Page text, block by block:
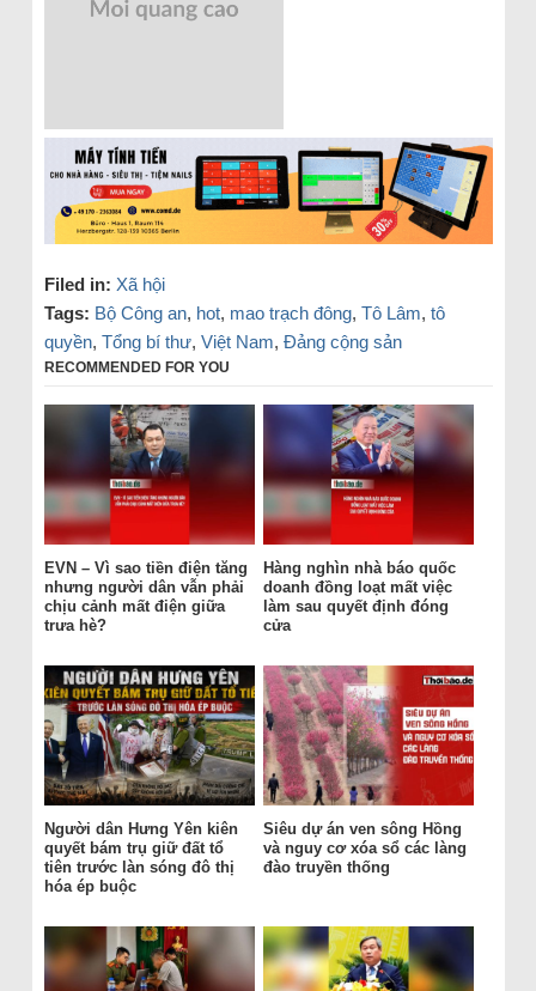
Filed in: Xã hội
Tags: Bộ Công an, hot, mao trạch đông, Tô Lâm, tô
quyền, Tổng bí thư, Việt Nam, Đảng cộng sản
RECOMMENDED FOR YOU
EVN – Vì sao tiền điện tăng
nhưng người dân vẫn phải
chịu cảnh mất điện giữa
trưa hè?
Hàng nghìn nhà báo quốc
doanh đồng loạt mất việc
làm sau quyết định đóng
cửa
Người dân Hưng Yên kiên
quyết bám trụ giữ đất tổ
tiên trước làn sóng đô thị
hóa ép buộc
Siêu dự án ven sông Hồng
và nguy cơ xóa sổ các làng
đào truyền thống